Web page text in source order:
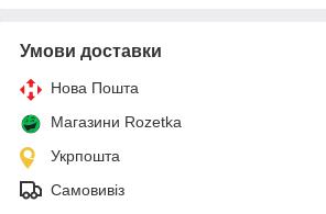
Умови доставки
Нова Пошта
Магазини Rozetka
Укрпошта
Самовивіз